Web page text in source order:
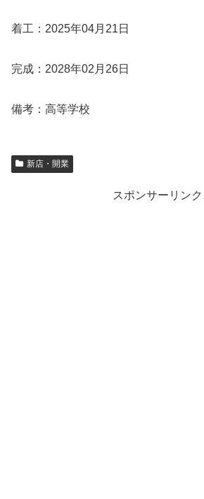
着工：2025年04月21日
完成：2028年02月26日
備考：高等学校
新店・開業
スポンサーリンク